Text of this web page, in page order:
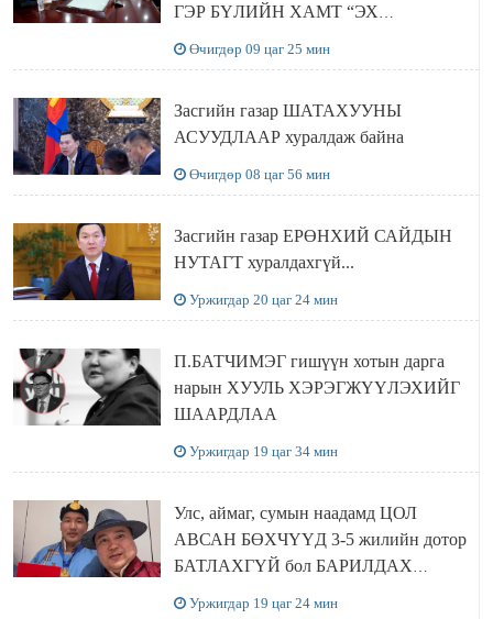
ГЭР БҮЛИЙН ХАМТ “ЭХ
Өчигдөр 09 цаг 25 мин
Засгийн газар ШАТАХУУНЫ
АСУУДЛААР хуралдаж байна
Өчигдөр 08 цаг 56 мин
Засгийн газар ЕРӨНХИЙ САЙДЫН
НУТАГТ хуралдахгүй...
Уржигдар 20 цаг 24 мин
П.БАТЧИМЭГ гишүүн хотын дарга
нарын ХУУЛЬ ХЭРЭГЖҮҮЛЭХИЙГ
ШААРДЛАА
Уржигдар 19 цаг 34 мин
Улс, аймаг, сумын наадамд ЦОЛ
АВСАН БӨХЧҮҮД 3-5 жилийн дотор
БАТЛАХГҮЙ бол БАРИЛДАХ
Уржигдар 19 цаг 24 мин